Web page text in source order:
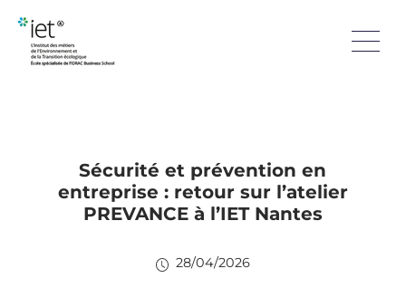
Sécurité et prévention en
entreprise : retour sur l’atelier
PREVANCE à l’IET Nantes
28/04/2026